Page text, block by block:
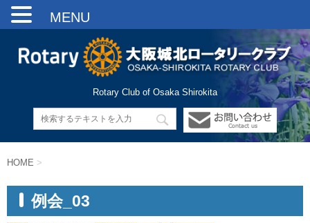
Rotary Club of Osaka Shirokita
HOME >
例会_03
MENU